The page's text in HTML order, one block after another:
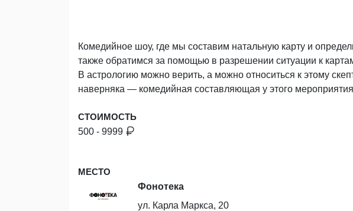
Комедийное шоу, где мы составим натальную карту и
также обратимся за помощью в разрешении ситуации к
В астрологию можно верить, а можно относиться к этому
наверняка — комедийная составляющая у этого мероприятия
СТОИМОСТЬ
500 - 9999
МЕСТО
Фонотека
ул. Карла Маркса, 20